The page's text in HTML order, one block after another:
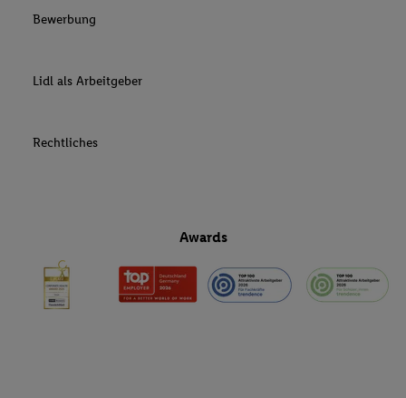
Bewerbung
Lidl als Arbeitgeber
Rechtliches
Awards